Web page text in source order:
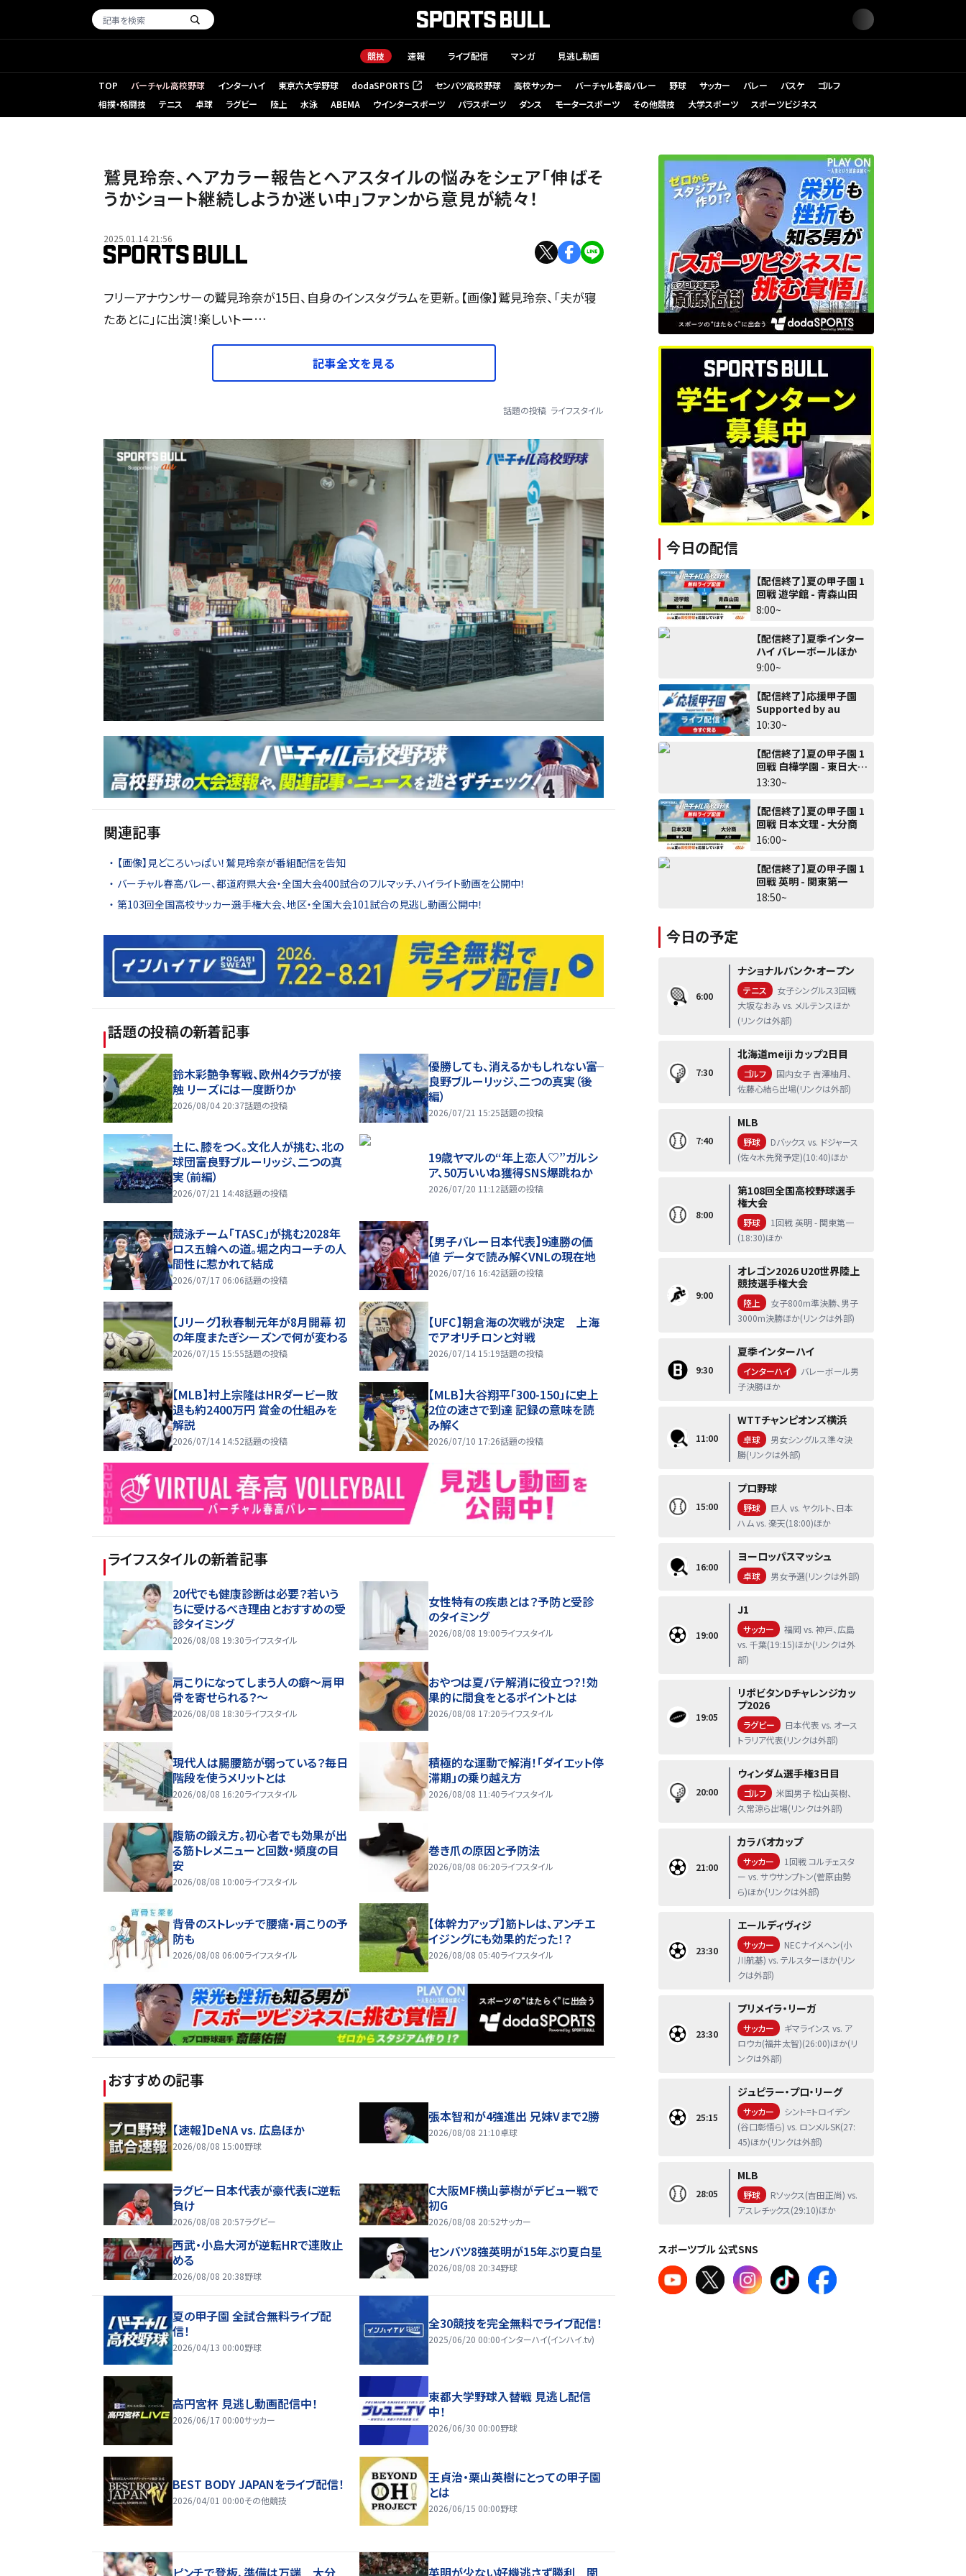
競技 速報 ライブ配信 マンガ 見逃し動画
TOP バーチャル高校野球 インターハイ 東京六大学野球 dodaSPORTS
（新しいタブで開く） センバツ高校野球 高校サッカー バーチャル春高バレー 野球 サッカー バレー バスケ
ゴルフ
相撲・格闘技
テニス 卓球 ラグビー 陸上 水泳 ABEMA ウインタースポーツ パラスポーツ ダンス モータースポーツ その他競技 大学スポーツ スポーツビジネス
鷲見玲奈、ヘアカラー報告とヘアスタイルの悩みをシェア「伸ばそ
うかショート継続しようか迷い中」ファンから意見が続々！
2025.01.14 21:56
フリーアナウンサーの鷲見玲奈が15日、自身のインスタグラムを更新。【画像】鷲見玲奈、「夫が寝
たあとに」に出演！楽しいトー…
記事全文を見る
話題の投稿 ライフスタイル
関連記事
【画像】見どころいっぱい！鷲見玲奈が番組配信を告知
バーチャル春高バレー、都道府県大会・全国大会400試合のフルマッチ、ハイライト動画を公開中！
第103回全国高校サッカー選手権大会、地区・全国大会101試合の見逃し動画公開中！
話題の投稿の新着記事
鈴木彩艶争奪戦、欧州4クラブが接
触 リーズには一度断りか
2026/08/04 20:37話題の投稿
優勝しても、消えるかもしれない――富
良野ブルーリッジ、二つの真実（後
編）
2026/07/21 15:25話題の投稿
土に、膝をつく。文化人が挑む、北の
球団――富良野ブルーリッジ、二つの真
実（前編）
2026/07/21 14:48話題の投稿
19歳ヤマルの“年上恋人♡”ガルシ
ア、50万いいね獲得SNS爆跳ねか
2026/07/20 11:12話題の投稿
競泳チーム「TASC」が挑む2028年
ロス五輪への道。堀之内コーチの人
間性に惹かれて結成
2026/07/17 06:06話題の投稿
【男子バレー日本代表】9連勝の価
値 データで読み解くVNLの現在地
2026/07/16 16:42話題の投稿
【Jリーグ】秋春制元年が8月開幕 初
の年度またぎシーズンで何が変わる
2026/07/15 15:55話題の投稿
【UFC】朝倉海の次戦が決定 上海
でアオリチロンと対戦
2026/07/14 15:19話題の投稿
【MLB】村上宗隆はHRダービー敗
退も約2400万円 賞金の仕組みを
解説
2026/07/14 14:52話題の投稿
【MLB】大谷翔平「300-150」に史上
2位の速さで到達 記録の意味を読
み解く
2026/07/10 17:26話題の投稿
ライフスタイルの新着記事
20代でも健康診断は必要？若いう
ちに受けるべき理由とおすすめの受
診タイミング
2026/08/08 19:30ライフスタイル
女性特有の疾患とは？予防と受診
のタイミング
2026/08/08 19:00ライフスタイル
肩こりになってしまう人の癖～肩甲
骨を寄せられる？～
2026/08/08 18:30ライフスタイル
おやつは夏バテ解消に役立つ？！効
果的に間食をとるポイントとは
2026/08/08 17:20ライフスタイル
現代人は腸腰筋が弱っている？毎日
階段を使うメリットとは
2026/08/08 16:20ライフスタイル
積極的な運動で解消！「ダイエット停
滞期」の乗り越え方
2026/08/08 11:40ライフスタイル
腹筋の鍛え方。初心者でも効果が出
る筋トレメニューと回数・頻度の目
安
2026/08/08 10:00ライフスタイル
巻き爪の原因と予防法
2026/08/08 06:20ライフスタイル
背骨のストレッチで腰痛・肩こりの予
防も
2026/08/08 06:00ライフスタイル
【体幹力アップ】筋トレは、アンチエ
イジングにも効果的だった！？
2026/08/08 05:40ライフスタイル
おすすめの記事
【速報】DeNA vs. 広島ほか
2026/08/08 15:00野球
張本智和が4強進出 兄妹Vまで2勝
2026/08/08 21:10卓球
ラグビー日本代表が豪代表に逆転
負け
2026/08/08 20:57ラグビー
C大阪MF横山夢樹がデビュー戦で
初G
2026/08/08 20:52サッカー
西武・小島大河が逆転HRで連敗止
める
2026/08/08 20:38野球
センバツ8強英明が15年ぶり夏白星
2026/08/08 20:34野球
夏の甲子園 全試合無料ライブ配
信！
2026/04/13 00:00野球
全30競技を完全無料でライブ配信！
2025/06/20 00:00インターハイ(インハイ.tv)
高円宮杯 見逃し動画配信中！
2026/06/17 00:00サッカー
東都大学野球入替戦 見逃し配信
中！
2026/06/30 00:00野球
BEST BODY JAPANをライブ配信！
2026/04/01 00:00その他競技
王貞治・栗山英樹にとっての甲子園
とは
2026/06/15 00:00野球
ピンチで登板、準備は万端 大分 英明が少ない好機逃さず勝利 関
今日の配信
【配信終了】夏の甲子園 1
回戦 遊学館 - 青森山田
8:00~
【配信終了】夏季インター
ハイ バレーボールほか
9:00~
【配信終了】応援甲子園
Supported by au
10:30~
【配信終了】夏の甲子園 1
回戦 白樺学園 - 東日大昌
平
13:30~
【配信終了】夏の甲子園 1
回戦 日本文理 - 大分商
16:00~
【配信終了】夏の甲子園 1
回戦 英明 - 関東第一
18:50~
今日の予定
6:00
ナショナルバンク・オープン
テニス
女子シングルス3回戦
大坂なおみ vs. メルテンスほか
(リンクは外部)
7:30
北海道meiji カップ2日目
ゴルフ
国内女子 吉澤柚月、
佐藤心結ら出場(リンクは外部)
7:40
MLB
野球
Dバックス vs. ドジャース
(佐々木先発予定)(10:40)ほか
8:00
第108回全国高校野球選手
権大会
野球
1回戦 英明 - 関東第一
(18:30)ほか
9:00
オレゴン2026 U20世界陸上
競技選手権大会
陸上
女子800m準決勝、男子
3000m決勝ほか(リンクは外部)
9:30
夏季インターハイ
インターハイ
バレーボール男
子決勝ほか
11:00
WTTチャンピオンズ横浜
卓球
男女シングルス準々決
勝(リンクは外部)
15:00
プロ野球
野球
巨人 vs. ヤクルト、日本
ハム vs. 楽天(18:00)ほか
16:00
ヨーロッパスマッシュ
卓球 男女予選(リンクは外部)
19:00
J1
サッカー
福岡 vs. 神戸、広島
vs. 千葉(19:15)ほか(リンクは外
部)
19:05
リポビタンDチャレンジカッ
プ2026
ラグビー
日本代表 vs. オース
トラリア代表(リンクは外部)
20:00
ウィンダム選手権3日目
ゴルフ
米国男子 松山英樹、
久常涼ら出場(リンクは外部)
21:00
カラバオカップ
サッカー
1回戦 コルチェスタ
ー vs. サウサンプトン(菅原由勢
ら)ほか(リンクは外部)
23:30
エールディヴィジ
サッカー
NECナイメヘン(小
川航基) vs. テルスターほか(リン
クは外部)
23:30
プリメイラ・リーガ
サッカー
ギマラインス vs. ア
ロウカ(福井太智)(26:00)ほか(リ
ンクは外部)
25:15
ジュピラー・プロ・リーグ
サッカー
シント=トロイデン
(谷口彰悟ら) vs. ロンメルSK(27:
45)ほか(リンクは外部)
28:05
MLB
野球
Rソックス(吉田正尚) vs.
アスレチックス(29:10)ほか
スポーツブル 公式SNS